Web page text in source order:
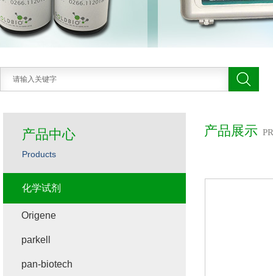
产品展示
产品中心
Products
化学试剂
Origene
parkell
pan-biotech